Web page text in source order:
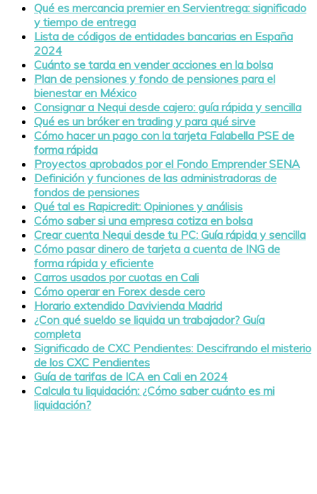
Qué es mercancia premier en Servientrega: significado
y tiempo de entrega
Lista de códigos de entidades bancarias en España
2024
Cuánto se tarda en vender acciones en la bolsa
Plan de pensiones y fondo de pensiones para el
bienestar en México
Consignar a Nequi desde cajero: guía rápida y sencilla
Qué es un bróker en trading y para qué sirve
Cómo hacer un pago con la tarjeta Falabella PSE de
forma rápida
Proyectos aprobados por el Fondo Emprender SENA
Definición y funciones de las administradoras de
fondos de pensiones
Qué tal es Rapicredit: Opiniones y análisis
Cómo saber si una empresa cotiza en bolsa
Crear cuenta Nequi desde tu PC: Guía rápida y sencilla
Cómo pasar dinero de tarjeta a cuenta de ING de
forma rápida y eficiente
Carros usados por cuotas en Cali
Cómo operar en Forex desde cero
Horario extendido Davivienda Madrid
¿Con qué sueldo se liquida un trabajador? Guía
completa
Significado de CXC Pendientes: Descifrando el misterio
de los CXC Pendientes
Guía de tarifas de ICA en Cali en 2024
Calcula tu liquidación: ¿Cómo saber cuánto es mi
liquidación?